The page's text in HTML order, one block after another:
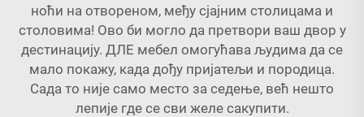
ноћи на отвореном, међу сјајним столицама и
столовима! Ово би могло да претвори ваш двор у
дестинацију. ДЛЕ мебел омогућава људима да се
мало покажу, када дођу пријатељи и породица.
Сада то није само место за седење, већ нешто
лепије где се сви желе сакупити.